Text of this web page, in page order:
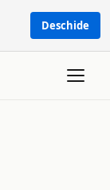
Deschide